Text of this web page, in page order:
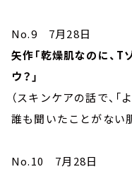
No.9 7月28日
矢作「乾燥肌なのに、T
ウ？」
（スキンケアの話で、「
誰も聞いたことがない
No.10 7月28日